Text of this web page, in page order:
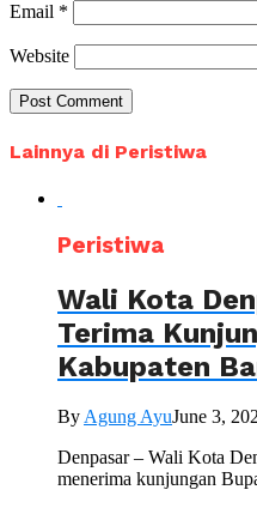
Email *
Website
Lainnya di Peristiwa
Peristiwa
Wali Kota
Terima
Kabupaten
ByAgung AyuJune 3,
Denpasar – Wali Kota
menerima kunjungan